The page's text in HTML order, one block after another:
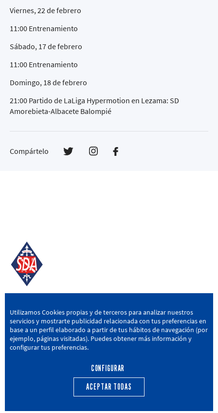
Viernes, 22 de febrero
11:00 Entrenamiento
Sábado, 17 de febrero
11:00 Entrenamiento
Domingo, 18 de febrero
21:00 Partido de LaLiga Hypermotion en Lezama: SD
Amorebieta-Albacete Balompié
Compártelo
SD AMOREBIETA
San Miguel Kalea, 16, 48340 Amorebieta, Bizkaia
946 604 751 | sda@sdamorebieta.eus
CANTERA ACTUALIDAD
Utilizamos Cookies propias y de terceros para analizar nuestros
servicios y mostrarte publicidad relacionada con tus preferencias en
base a un perfil elaborado a partir de tus hábitos de navegación (por
ejemplo, páginas visitadas). Puedes obtener más información y
configurar tus preferencias.
CONFIGURAR
ACEPTAR TODAS